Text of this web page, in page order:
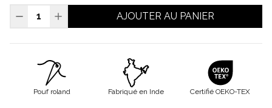
AJOUTER AU PANIER
Pouf roland Fabriqué en Inde Certifié OEKO-TEX